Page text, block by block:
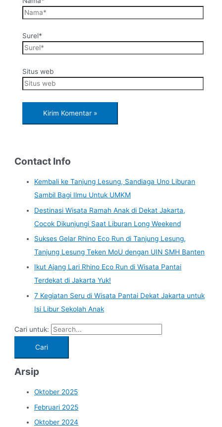
Surel*
Situs web
Contact Info
Kembali ke Tanjung Lesung, Sandiaga Uno Liburan
Sambil Bagi Ilmu Untuk UMKM
Destinasi Wisata Ramah Anak di Dekat Jakarta,
Cocok Dikunjungi Saat Liburan Long Weekend
Sukses Gelar Rhino Eco Run di Tanjung Lesung,
Tanjung Lesung Teken MoU dengan UIN SMH Banten
Ikut Ajang Lari Rhino Eco Run di Wisata Pantai
Terdekat di Jakarta Yuk!
7 Kegiatan Seru di Wisata Pantai Dekat Jakarta untuk
Isi Libur Sekolah Anak
Cari untuk:
Arsip
Oktober 2025
Februari 2025
Oktober 2024